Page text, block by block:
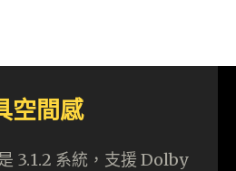
空間感
3.1.2 系統，支援 Dolby